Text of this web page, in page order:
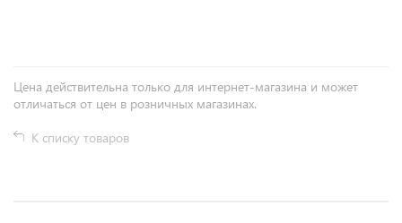
Цена действительна только для интернет-магазина и может
отличаться от цен в розничных магазинах.
К списку товаров